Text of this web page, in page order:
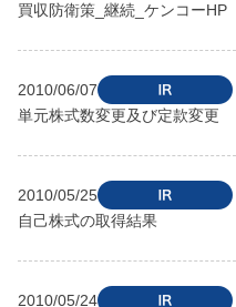
買収防衛策_継続_ケンコーHP
2010/06/07
単元株式数変更及び定款変更
2010/05/25
自己株式の取得結果
2010/05/24